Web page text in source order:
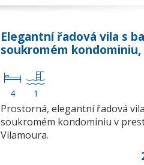
Elegantní řadová vila s
soukromém kondominiu,
4 1
Prostorná, elegantní řadová
soukromém kondominiu v
Vilamoura.